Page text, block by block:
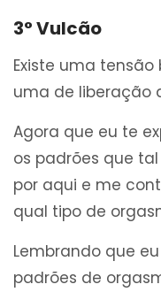
3° Vulcão
Existe uma
uma de liberação
Agora que eu te
os padrões que
por aqui e me
qual tipo de
Lembrando que
padrões de